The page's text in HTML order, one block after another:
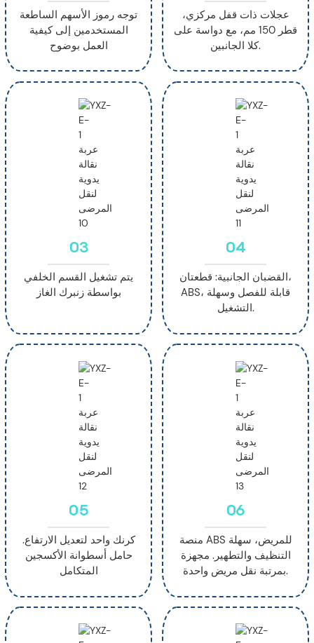
توجه رموز الأسهم الساطعة
المستخدمين إلى كيفية
العمل بوضوح
عجلات ذات قفل مركزي،
قطر 150 مم، مع دواسة على
كلا الجانبين.
03
يتم تشغيل القسم الخلفي
بواسطة زنبرك الغاز
04
القضبان الجانبية: قطعتان،
ABS، قابلة للفصل وسهلة
التشغيل.
05
كرنك واحد لتعديل الارتفاع.
حامل أسطوانة الأكسجين
المتكامل
06
منصة ABS للمريض، سهلة
التنظيف والتطهير. مجهزة
بمرتبة نقل مريض واحدة.